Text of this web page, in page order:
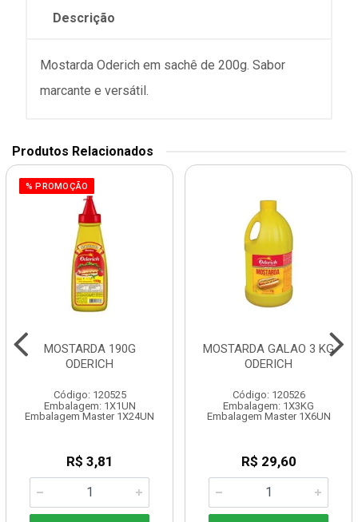
Descrição
Mostarda Oderich em sachê de 200g. Sabor
marcante e versátil.
Produtos Relacionados
% PROMOÇÃO
MOSTARDA 190G
ODERICH
Código: 120525
Embalagem: 1X1UN
Embalagem Master 1X24UN
R$ 3,81
MOSTARDA GALAO 3 KG
ODERICH
Código: 120526
Embalagem: 1X3KG
Embalagem Master 1X6UN
R$ 29,60